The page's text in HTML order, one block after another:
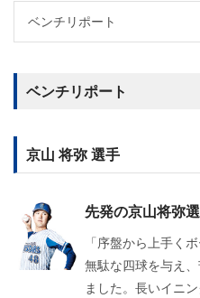
ベンチリポート
京山 将弥 選手
先発の京山将弥
「序盤から上手く
無駄な四球を与え
ました。長いイニ